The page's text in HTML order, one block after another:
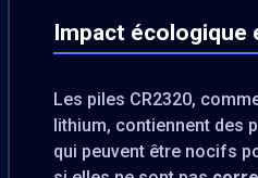
Impact écologique
Les piles CR2320,
lithium, contiennent des
qui peuvent être nocifs